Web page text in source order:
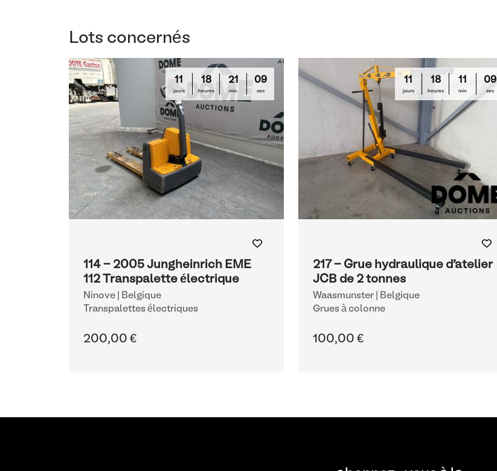
Lots concernés
11
jours
18
heures
21
min
08
sec
114 - 2005 Jungheinrich EME
112 Transpalette électrique
Ninove | Belgique
Transpalettes électriques
200,00 €
11
jours
18
heures
11
min
08
sec
217 - Grue hydraulique d'atelier
JCB de 2 tonnes
Waasmunster | Belgique
Grues à colonne
100,00 €